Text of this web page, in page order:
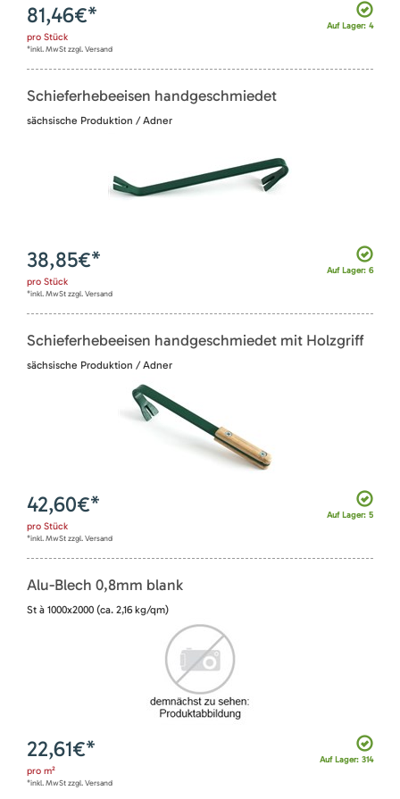
Auf Lager: 4
81,46€*
pro Stück
*inkl. MwSt zzgl. Versand
Schieferhebeeisen handgeschmiedet
sächsische Produktion / Adner
Auf Lager: 6
38,85€*
pro Stück
*inkl. MwSt zzgl. Versand
Schieferhebeeisen handgeschmiedet mit Holzgriff
sächsische Produktion / Adner
Auf Lager: 5
42,60€*
pro Stück
*inkl. MwSt zzgl. Versand
Alu-Blech 0,8mm blank
St à 1000x2000 (ca. 2,16 kg/qm)
Auf Lager: 314
22,61€*
pro m²
*inkl. MwSt zzgl. Versand